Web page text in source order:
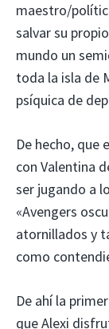
maestro/
salvar su
mundo un
toda la isla de
psíquica de
De hecho, que
con Valentina
ser jugando a
«Avengers
atornillados y
como
De ahí la
que Alexi